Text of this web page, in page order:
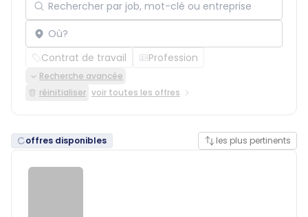
Localisation
Contrat de travail Profession
Recherche avancée
réinitialiser voir toutes les offres
offres disponibles les plus pertinents